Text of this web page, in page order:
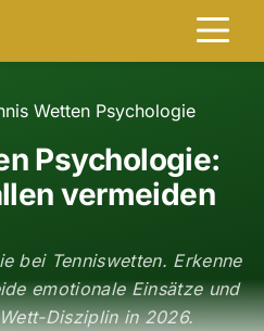
Wetten Psychologie
Psychologie:
vermeiden
bei Tenniswetten. Erkenne
emotionale Einsätze und
Disziplin in 2026.